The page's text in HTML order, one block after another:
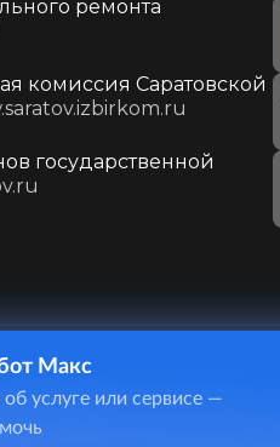
ремонта
комиссия Саратовской
государственной
Первомайская, д. 78
Макс
услуге или сервисе —